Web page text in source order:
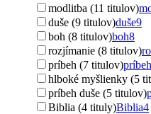
modlitba (11 titulov)
duše (9 titulov)duše9
boh (8 titulov)boh8
rozjímanie (8 titulov)
príbeh (7 titulov)príbeh
hlboké myšlienky (5
príbeh duše (5 titulov)
Biblia (4 tituly)Biblia4